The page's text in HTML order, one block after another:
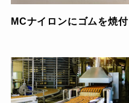
MCナイロンにゴムを焼付